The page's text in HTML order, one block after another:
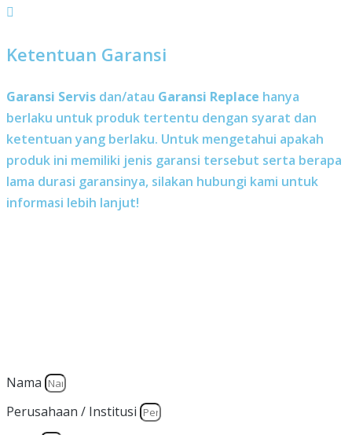
Ketentuan Garansi
Garansi Servis dan/atau Garansi Replace hanya
berlaku untuk produk tertentu dengan syarat dan
ketentuan yang berlaku. Untuk mengetahui apakah
produk ini memiliki jenis garansi tersebut serta berapa
lama durasi garansinya, silakan hubungi kami untuk
informasi lebih lanjut!
Nama
Perusahaan / Institusi